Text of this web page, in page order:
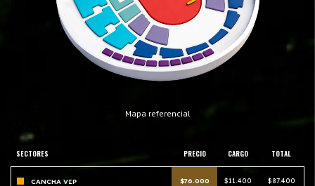
Mapa referencial
SECTORES PRECIO CARGO TOTAL
CANCHA VIP $76.000 $11.400 $87.400